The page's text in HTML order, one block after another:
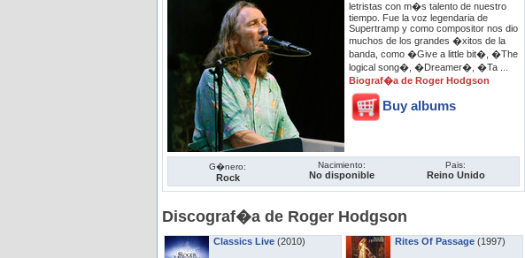
letristas con m�s talento de nuestro
tiempo. Fue la voz legendaria de
Supertramp y como compositor nos dio
muchos de los grandes �xitos de la
banda, como �Give a little bit�, �The
logical song�, �Dreamer�, �Ta ...
Biograf�a de Roger Hodgson
Buy albums
G�nero:
Rock
Nacimiento:
No disponible
Pais:
Reino Unido
Discograf�a de Roger Hodgson
Classics Live (2010) Rites Of Passage (1997)